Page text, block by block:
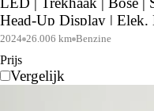
Head-Up Display | Elek.
2024 26.006 km Benzine
Prijs
Vergelijk